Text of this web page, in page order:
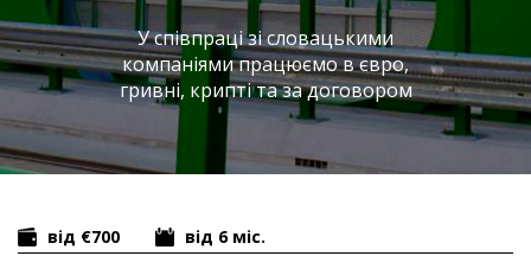
У співпраці зі словацькими
компаніями працюємо в євро,
гривні, крипті та за договором
від €700 від 6 міс.